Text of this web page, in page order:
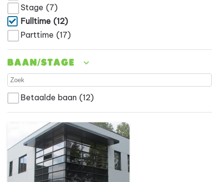
Stage (7)
Fulltime (12)
Parttime (17)
Baan/stage
Betaalde baan (12)